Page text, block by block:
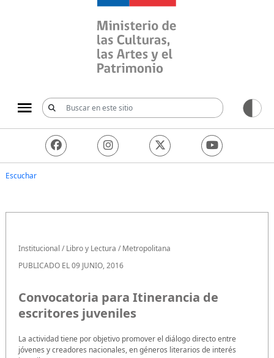
Ministerio de las
Escuchar
Institucional /Libro y Lectura /Metropolitana
PUBLICADO EL 09 JUNIO, 2016
Convocatoria para Itinerancia de
escritores juveniles
La actividad tiene por objetivo promover el diálogo directo entre
jóvenes y creadores nacionales, en géneros literarios de interés